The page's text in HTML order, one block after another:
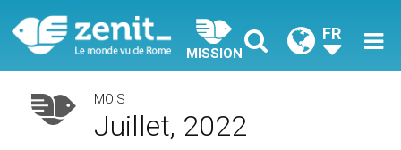
MISSION
FR
MOIS
Juillet, 2022